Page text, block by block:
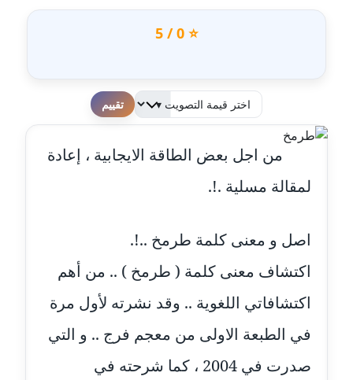
مدونة احمد كريدي
مدونة أحمد مليجي
عاملة
مدونة اريج الشرفا
مدونة اسراء كمال
عاملة
عاملة
⭐ 0 / 5
لطفا قم بالتقييم
من اجل بعض الطاقة الايجابية ، إعادة
لمقالة مسلية .!.
اصل و معنى كلمة طرمخ ..!.
اكتشاف معنى كلمة ( طرمخ ) .. من أهم
اكتشافاتي اللغوية .. وقد نشرته لأول مرة
في الطبعة الاولى من معجم فرج .. و التي
صدرت في 2004 ، كما شرحته في